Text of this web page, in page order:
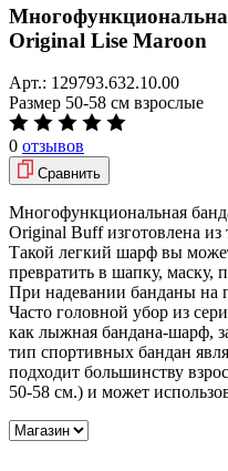
Original Lise Maroon
Арт.: 129793.632.10.00
Размер 50-58 см взрослые
0 отзывов
Сравнить
Многофункциональная
Original Buff изготовлена из
Такой легкий шарф вы
превратить в шапку, маску,
При надевании банданы на
Часто головной убор из
как лыжная бандана-
тип спортивных бандан
подходит большинству
50-58 см.) и может